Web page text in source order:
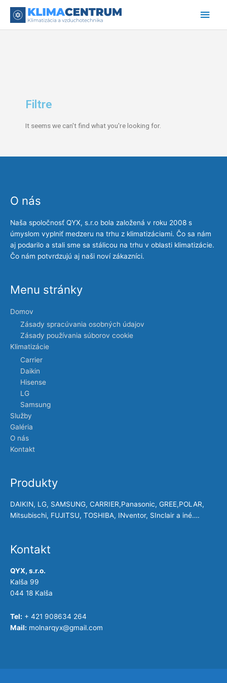
Filtre
It seems we can't find what you're looking for.
O nás
Naša spoločnosť QYX, s.r.o bola založená v roku 2008 s
úmyslom vyplniť medzeru na trhu z klimatizáciami. Čo sa nám
aj podarilo a stali sme sa stálicou na trhu v oblasti klimatizácie.
Čo nám potvrdzujú aj naši noví zákazníci.
Menu stránky
Domov
Zásady spracúvania osobných údajov
Zásady používania súborov cookie
Klimatizácie
Carrier
Daikin
Hisense
LG
Samsung
Služby
Galéria
O nás
Kontakt
Produkty
DAIKIN, LG, SAMSUNG, CARRIER,Panasonic, GREE,POLAR,
Mitsubischi, FUJITSU, TOSHIBA, INventor, SInclair a iné….
Kontakt
QYX, s.r.o.
Kalša 99
044 18 Kalša
Tel: + 421 908634 264
Mail: molnarqyx@gmail.com